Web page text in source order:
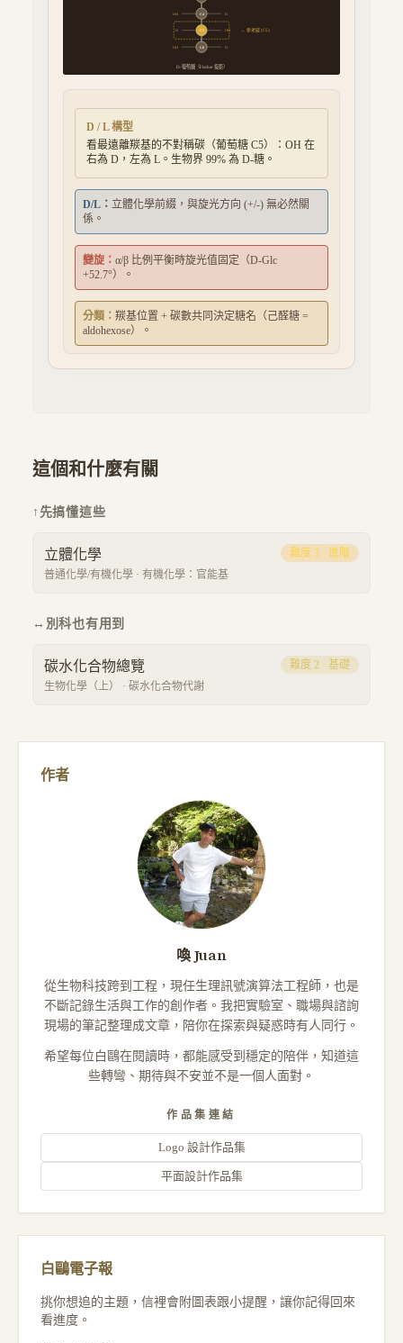
C4
OH H
C5 OH
C6
OH H
← 參考碳 (C5)
D-葡萄糖（Fischer 投影）
D / L 構型
看最遠離羰基的不對稱碳（葡萄糖 C5）：OH 在
右為 D，左為 L。生物界 99% 為 D-糖。
D/L： 立體化學前綴，與旋光方向 (+/-) 無必然關
係。
變旋： α/β 比例平衡時旋光值固定（D-Glc
+52.7°）。
分類： 羰基位置 + 碳數共同決定糖名（己醛糖 =
aldohexose）。
這個和什麼有關
↑ 先搞懂這些
立體化學
普通化學/有機化學 · 有機化學：官能基
難度 3 · 進階
↔ 別科也有用到
碳水化合物總覽
生物化學（上） · 碳水化合物代謝
難度 2 · 基礎
作者
喚 Juan
從生物科技跨到工程，現任生理訊號演算法工程師，也是
不斷記錄生活與工作的創作者。我把實驗室、職場與諮詢
現場的筆記整理成文章，陪你在探索與疑惑時有人同行。
希望每位白鷗在閱讀時，都能感受到穩定的陪伴，知道這
些轉彎、期待與不安並不是一個人面對。
作品集連結
Logo 設計作品集
平面設計作品集
白鷗電子報
挑你想追的主題，信裡會附圖表跟小提醒，讓你記得回來
看進度。